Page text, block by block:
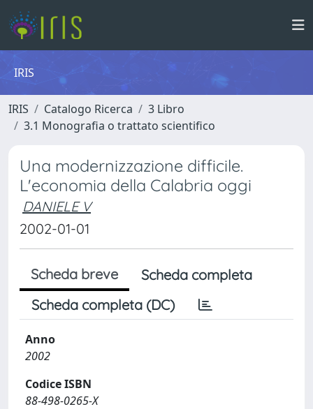
IRIS
IRIS Catalogo Ricerca
3 Libro
3.1 Monografia o trattato scientifico
Una modernizzazione difficile.
L'economia della Calabria oggi
DANIELE V
2002-01-01
Scheda breve
Scheda completa
Scheda completa (DC)
Anno
2002
Codice ISBN
88-498-0265-X